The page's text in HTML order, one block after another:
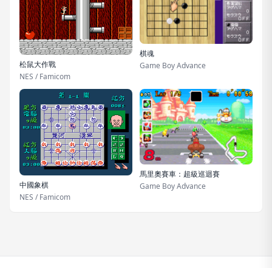
松鼠大作戰
NES / Famicom
棋魂
Game Boy Advance
中國象棋
NES / Famicom
馬里奧賽車：超級巡迴賽
Game Boy Advance